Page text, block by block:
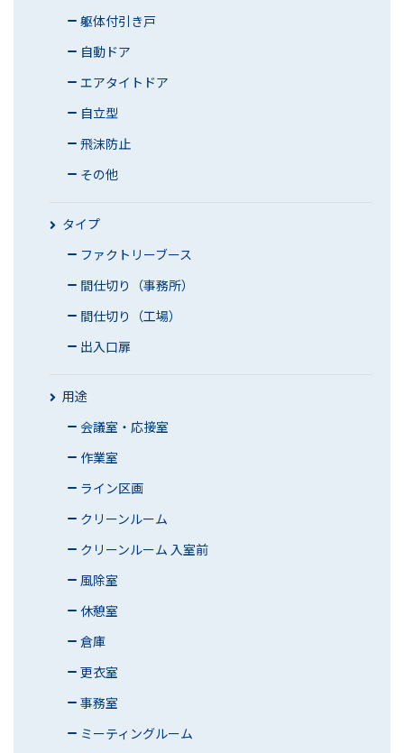
躯体付引き戸
自動ドア
エアタイトドア
自立型
飛沫防止
その他
タイプ
ファクトリーブース
間仕切り（事務所）
間仕切り（工場）
出入口扉
用途
会議室・応接室
作業室
ライン区画
クリーンルーム
クリーンルーム 入室前
風除室
休憩室
倉庫
更衣室
事務室
ミーティングルーム